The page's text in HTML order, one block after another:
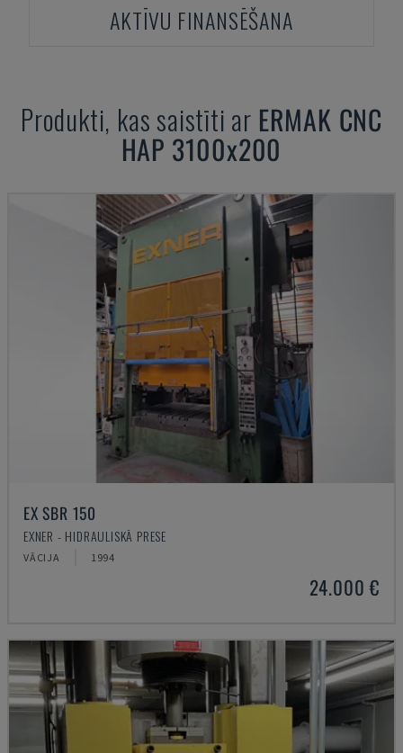
AKTĪVU FINANSĒŠANA
Produkti, kas saistīti ar ERMAK CNC
HAP 3100x200
EX SBR 150
EXNER - HIDRAULISKĀ PRESE
VĀCIJA 1994
24.000 €